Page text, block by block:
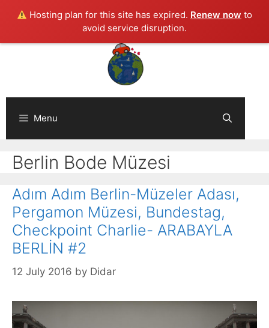
Hosting plan for this site has expired. Renew now to
avoid service disruption.
Menu
Berlin Bode Müzesi
Adım Adım Berlin-Müzeler Adası,
Pergamon Müzesi, Bundestag,
Checkpoint Charlie- ARABAYLA
BERLİN #2
12 July 2016 by Didar